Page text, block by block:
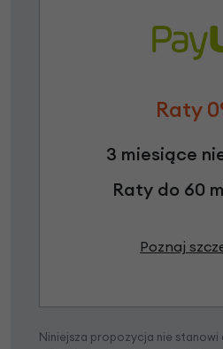
Raty
3 miesiące
Raty do 60
Poznaj
Niniejsza propozycja nie